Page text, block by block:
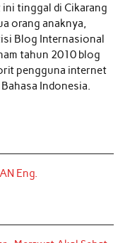
ini tinggal di Cikarang
orang anaknya,
Blog Internasional
tahun 2010 blog
pengguna internet
Indonesia.
Eng.